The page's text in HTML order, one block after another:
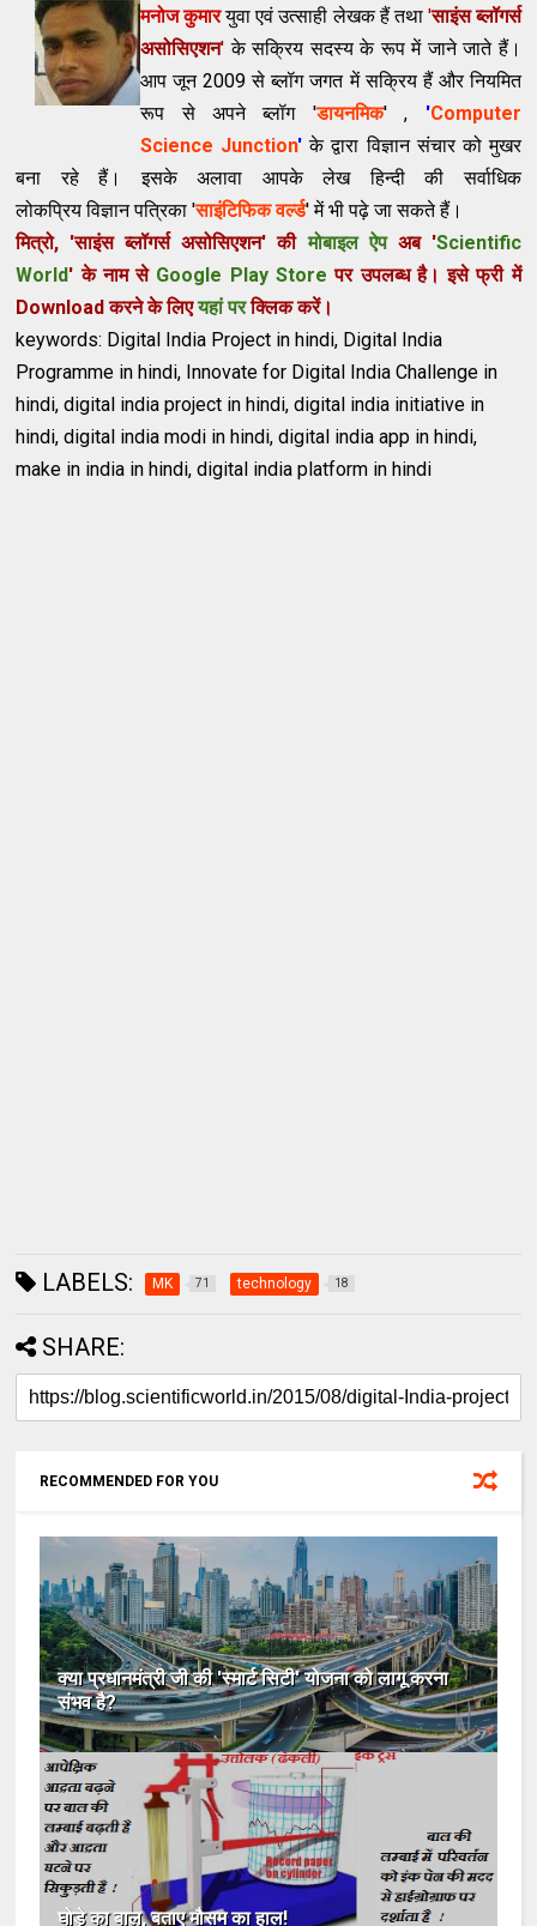
मनोज कुमारयुवा एवं उत्साही लेखक हैं तथा 'साइंस ब्लॉगर्स
असोसिएशन' के सक्रिय सदस्य के रूप में जाने जाते हैं।
आप जून 2009 से ब्लॉग जगत में सक्रिय हैं और नियमित
रूप से अपने ब्लॉग 'डायनमिक' , 'Computer
Science Junction' के द्वारा विज्ञान संचार को मुखर
बना रहे हैं। इसके अलावा आपके लेख हिन्दी की सर्वाध‍िक
लोकप्रिय विज्ञान पत्रिका 'साइंटिफिक वर्ल्ड' में भी पढ़े जा सकते हैं।
मित्रो, 'साइंस ब्लॉगर्स असोसिएशन' कीमोबाइल ऐपअब 'Scientific
World' के नाम से Google Play Store पर उपलब्ध है। इसे फ्री में
Download करने के लिएयहां परक्लिक करें।
keywords: Digital India Project in hindi‎, Digital India
Programme in hindi, Innovate for Digital India Challenge in
hindi, digital india project in hindi, digital india initiative in
hindi, digital india modi in hindi, digital india app in hindi,
make in india in hindi, digital india platform in hindi
LABELS: MK 71 technology 18
SHARE:
RECOMMENDED FOR YOU
क्या प्रधानमंत्री जी की 'स्मार्ट सिटी' योजना को लागू करना
संभव है?
घोड़े का बाल, बताए मौसम का हाल!